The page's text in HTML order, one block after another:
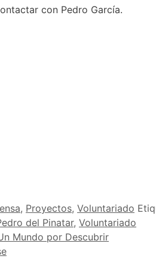
con Pedro García.
, Proyectos, Voluntariado
del Pinatar, Voluntariado
Mundo por Descubrir